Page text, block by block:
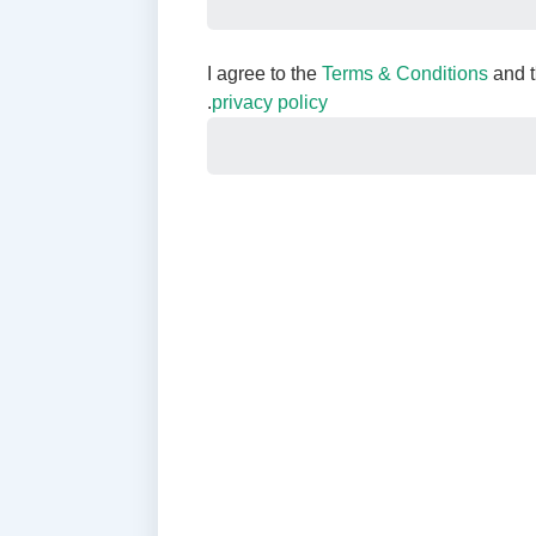
I agree to the Terms & Conditions and
privacy policy
.